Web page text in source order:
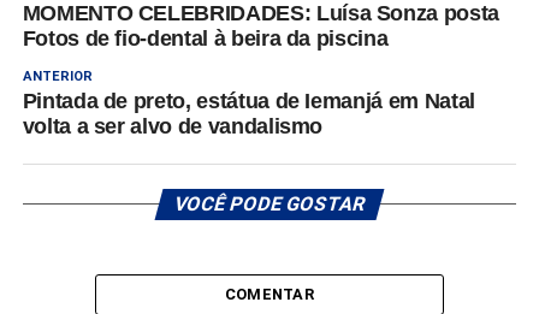
MOMENTO CELEBRIDADES: Luísa Sonza posta
Fotos de fio-dental à beira da piscina
ANTERIOR
Pintada de preto, estátua de Iemanjá em Natal
volta a ser alvo de vandalismo
VOCÊ PODE GOSTAR
COMENTAR